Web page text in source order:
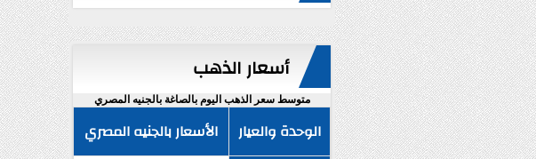
أسعار الذهب
متوسط سعر الذهب اليوم بالصاغة بالجنيه المصري
الوحدة والعيار الأسعار بالجنيه المصري